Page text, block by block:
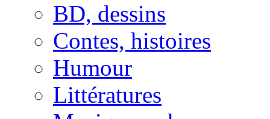
BD, dessins
Contes, histoires
Humour
Littératures